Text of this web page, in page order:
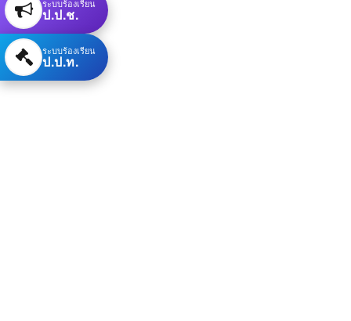
ระบบร้องเรียน
ป.ป.ช.
ระบบร้องเรียน
ป.ป.ท.